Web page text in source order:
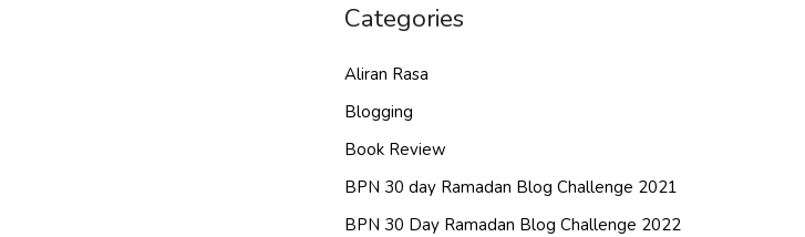
Categories
Aliran Rasa
Blogging
Book Review
BPN 30 day Ramadan Blog Challenge 2021
BPN 30 Day Ramadan Blog Challenge 2022